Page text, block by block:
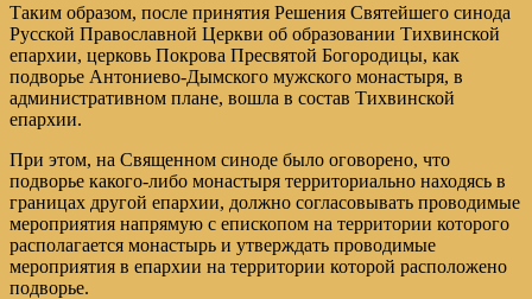
Таким образом, после принятия Решения Святейшего синода
Русской Православной Церкви об образовании Тихвинской
епархии, церковь Покрова Пресвятой Богородицы, как
подворье Антониево-Дымского мужского монастыря, в
административном плане, вошла в состав Тихвинской
епархии.
При этом, на Священном синоде было оговорено, что
подворье какого-либо монастыря территориально находясь в
границах другой епархии, должно согласовывать проводимые
мероприятия напрямую с епископом на территории которого
располагается монастырь и утверждать проводимые
мероприятия в епархии на территории которой расположено
подворье.